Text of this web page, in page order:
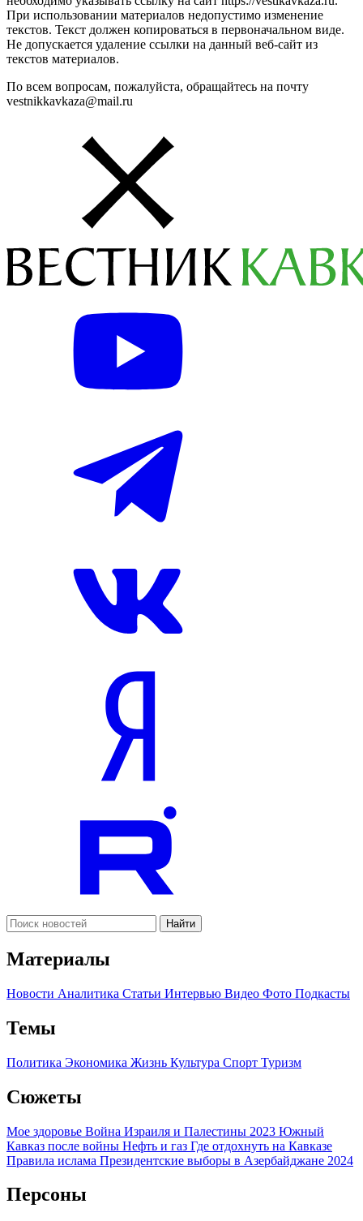
При использовании материалов недопустимо изменение
текстов. Текст должен копироваться в первоначальном виде.
Не допускается удаление ссылки на данный веб-сайт из
текстов материалов.
По всем вопросам, пожалуйста, обращайтесь на почту
vestnikkavkaza@mail.ru
Найти
Материалы
Новости Аналитика Статьи Интервью Видео Фото Подкасты
Темы
Политика Экономика Жизнь Культура Спорт Туризм
Сюжеты
Мое здоровье Война Израиля и Палестины 2023 Южный
Кавказ после войны Нефть и газ Где отдохнуть на Кавказе
Правила ислама Президентские выборы в Азербайджане 2024
Персоны